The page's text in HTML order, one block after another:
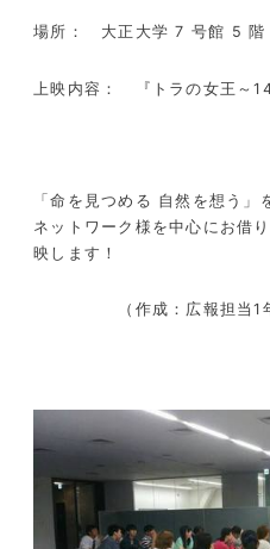
場所： 大正大学 7 号館 5 階
上映内容： 『トラの女王～
「命を見つめる 自然を想う
ネットワーク様を中心にお借
映します！
（作成：広報担当1年